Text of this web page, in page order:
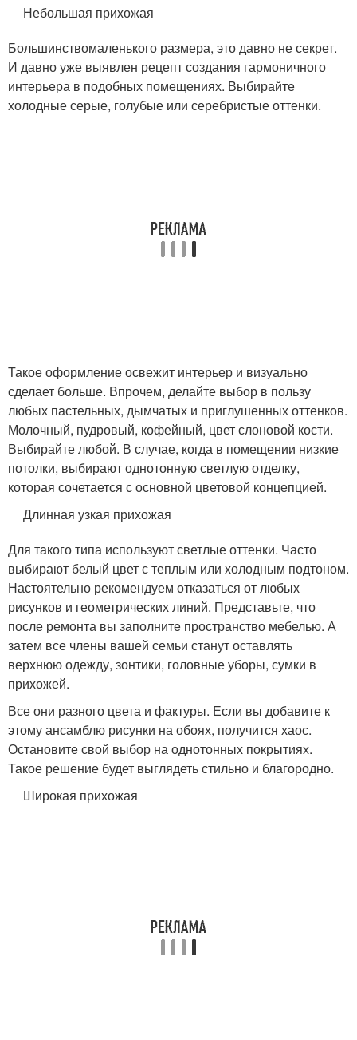
Небольшая прихожая
Большинствомаленького размера, это давно не секрет.
И давно уже выявлен рецепт создания гармоничного
интерьера в подобных помещениях. Выбирайте
холодные серые, голубые или серебристые оттенки.
Такое оформление освежит интерьер и визуально
сделает больше. Впрочем, делайте выбор в пользу
любых пастельных, дымчатых и приглушенных оттенков.
Молочный, пудровый, кофейный, цвет слоновой кости.
Выбирайте любой. В случае, когда в помещении низкие
потолки, выбирают однотонную светлую отделку,
которая сочетается с основной цветовой концепцией.
Длинная узкая прихожая
Для такого типа используют светлые оттенки. Часто
выбирают белый цвет с теплым или холодным подтоном.
Настоятельно рекомендуем отказаться от любых
рисунков и геометрических линий. Представьте, что
после ремонта вы заполните пространство мебелью. А
затем все члены вашей семьи станут оставлять
верхнюю одежду, зонтики, головные уборы, сумки в
прихожей.
Все они разного цвета и фактуры. Если вы добавите к
этому ансамблю рисунки на обоях, получится хаос.
Остановите свой выбор на однотонных покрытиях.
Такое решение будет выглядеть стильно и благородно.
Широкая прихожая